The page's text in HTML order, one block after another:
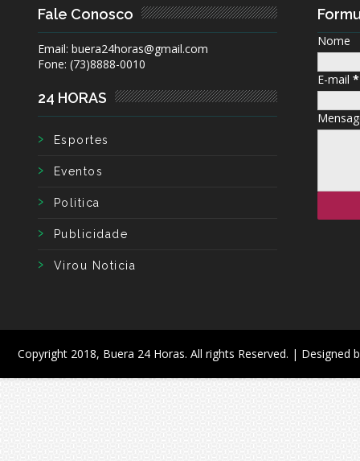
Fale Conosco
Email: buera24horas@gmail.com
Fone: (73)8888-0010
24 HORAS
Esportes
Eventos
Politica
Publicidade
Virou Noticia
Nome
E-mail *
Copyright 2018, Buera 24 Horas. All rights Reserved. | Designed